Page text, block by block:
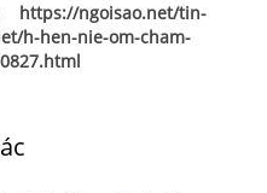
ngoisao.net/tin-
h-hen-nie-om-cham-